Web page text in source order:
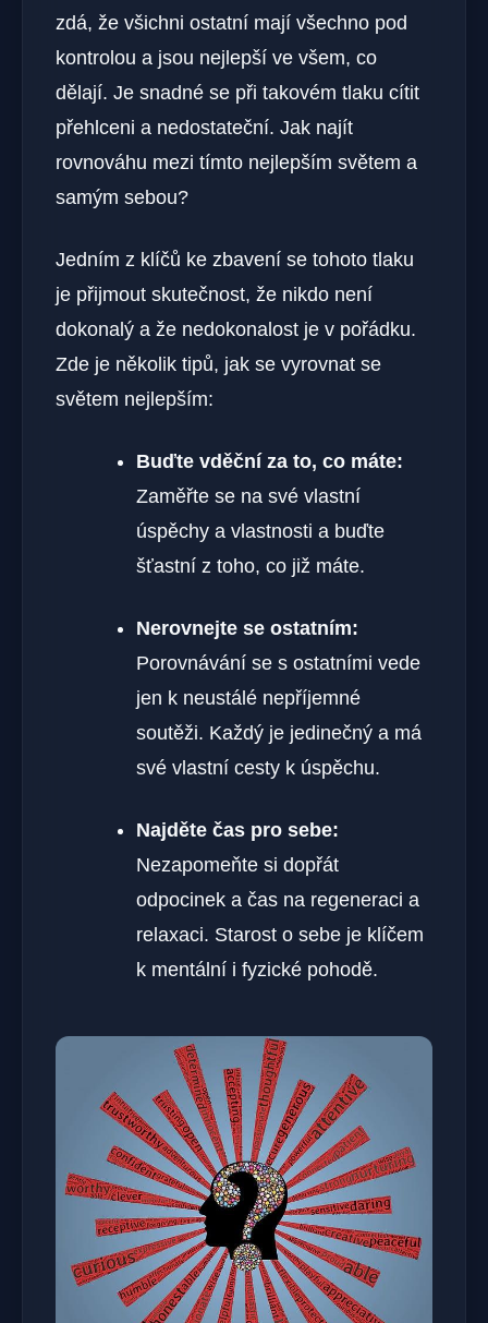
zdá, že všichni ostatní mají všechno pod
kontrolou a jsou nejlepší ve všem, co
dělají. Je snadné se při takovém tlaku cítit
přehlceni a nedostateční. Jak najít
rovnováhu mezi tímto nejlepším světem a
samým sebou?
Jedním z klíčů ke zbavení se tohoto tlaku
je přijmout skutečnost, že nikdo není
dokonalý a že nedokonalost je v pořádku.
Zde je několik tipů, jak se vyrovnat se
světem nejlepším:
Buďte vděční za to, co máte:
Zaměřte se na své vlastní
úspěchy a vlastnosti a buďte
šťastní z toho, co již máte.
Nerovnejte se ostatním:
Porovnávání se s ostatními vede
jen k neustálé nepříjemné
soutěži. Každý je jedinečný a má
své vlastní cesty k úspěchu.
Najděte čas pro sebe:
Nezapomeňte si dopřát
odpocinek a čas na regeneraci a
relaxaci. Starost o sebe je klíčem
k mentální i fyzické pohodě.